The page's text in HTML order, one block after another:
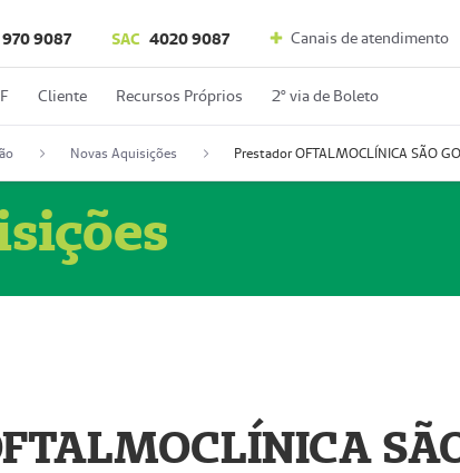
9087 SAC 4020 9087 Canais de atendimento
Cliente Recursos Próprios 2º via de Boleto
Novas Aquisições